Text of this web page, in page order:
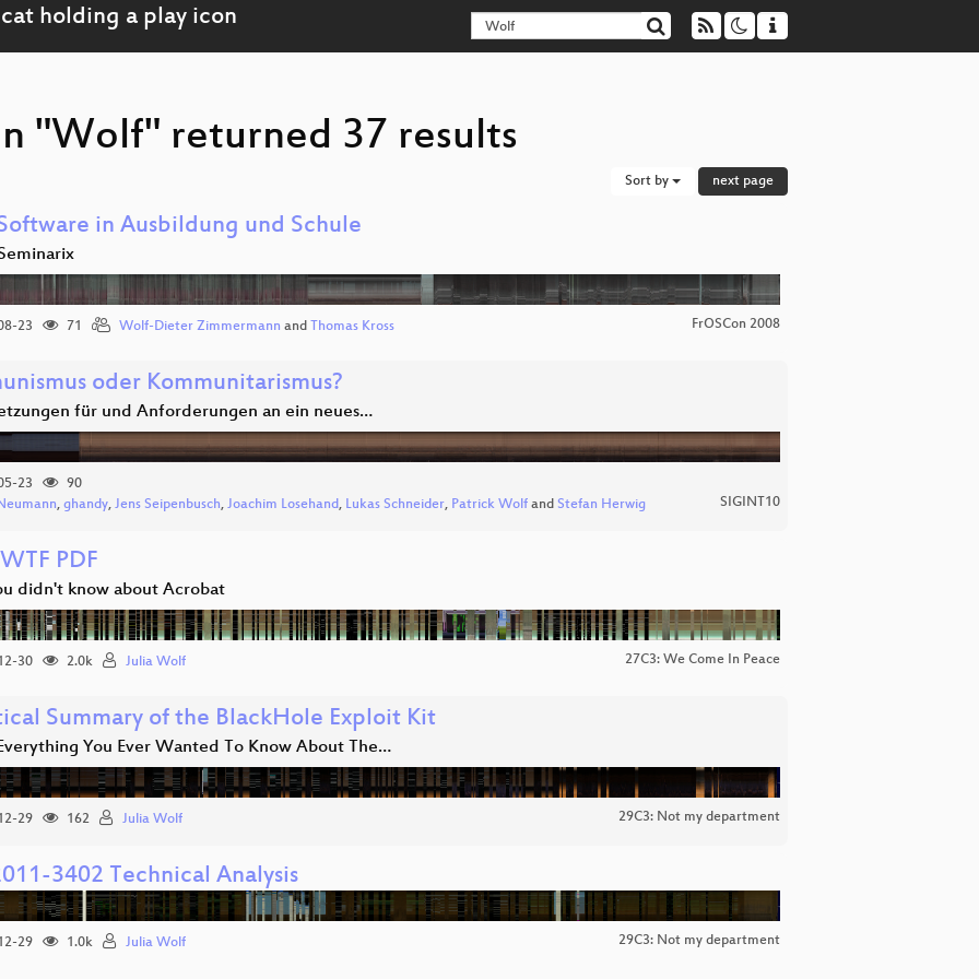
"Wolf" returned 37 results
Sort by next page
in Ausbildung und Schule
23 71 Wolf-Dieter Zimmermann and Thomas Kross FrOSCon 2008
oder Kommunitarismus?
für und Anforderungen an ein neues…
23
90
, ghandy, Jens Seipenbusch, Joachim Losehand, Lukas Schneider, Patrick Wolf and Stefan Herwig SIGINT10
PDF
didn't know about Acrobat
30 2.0k Julia Wolf 27C3: We Come In Peace
Summary of the BlackHole Exploit Kit
You Ever Wanted To Know About The…
29 162 Julia Wolf 29C3: Not my department
3402 Technical Analysis
29 1.0k Julia Wolf 29C3: Not my department